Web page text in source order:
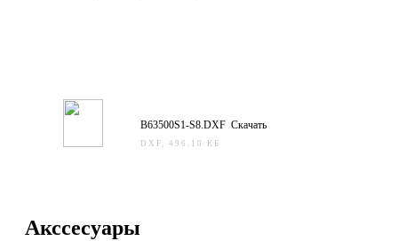
B63500S1-S8.DXF Скачать
DXF, 496.10 КБ
Акссесуары